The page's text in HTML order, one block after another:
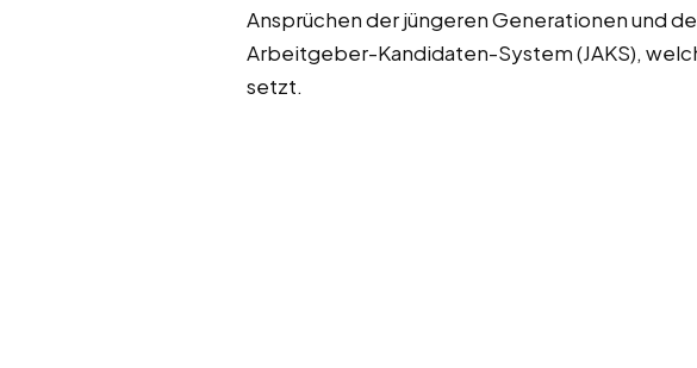
Ansprüchen der jüngeren Generationen und
Arbeitgeber-Kandidaten-System (JAKS),
setzt.